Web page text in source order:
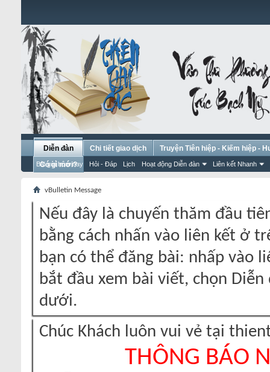
Diễn đàn
Bài gửi hôm nay Hỏi - Đáp Lịch Hoạt động Diễn đàn Liên kết Nhanh
Chi tiết giao dịch
Truyện Tiên hiệp - Kiếm hiệp -
Có gì mới?
vBulletin Message
Nếu đây là chuyến thăm đầu
bằng cách nhấn vào liên kết ở
bạn có thể đăng bài: nhấp vào
bắt đầu xem bài viết, chọn
dưới.
Chúc Khách luôn vui vẻ tại
THÔNG BÁO